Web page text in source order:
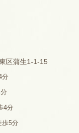
区蒲生1-1-15
分
4分
5分